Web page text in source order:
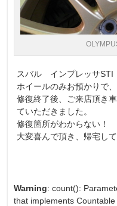
スバル インプレッサSTI
ホイールのみお預かりで
修復終了後、ご来店頂き
ていただきました。
修復箇所がわからない！
大変喜んで頂き、帰宅し
Warning: count():
that implements